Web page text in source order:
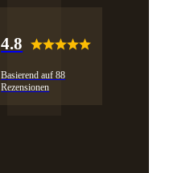
4.8
Basierend auf 88
Rezensionen